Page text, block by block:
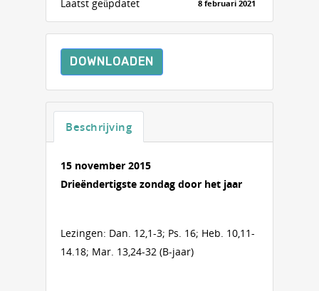
Laatst geüpdatet 8 februari 2021
DOWNLOADEN
Beschrijving
15 november 2015
Drieëndertigste zondag door het jaar
Lezingen: Dan. 12,1-3; Ps. 16; Heb. 10,11-
14.18; Mar. 13,24-32 (B-jaar)